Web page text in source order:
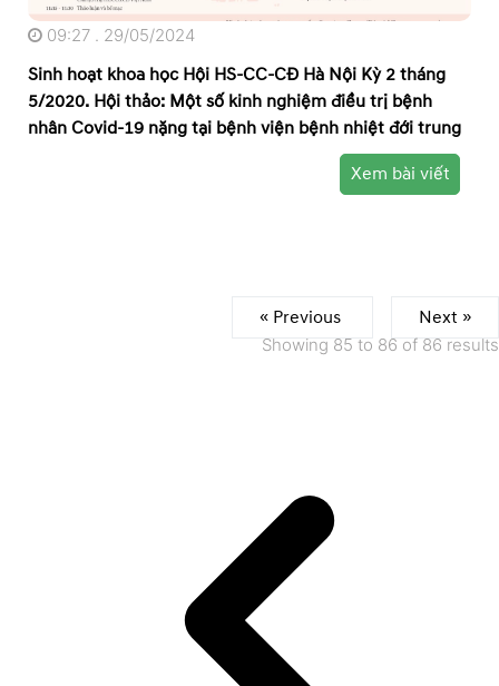
09:27 . 29/05/2024
Sinh hoạt khoa học Hội HS-CC-CĐ Hà Nội Kỳ 2 tháng
5/2020. Hội thảo: Một số kinh nghiệm điều trị bệnh
nhân Covid-19 nặng tại bệnh viện bệnh nhiệt đới trung
Xem bài viết
« Previous Next »
Showing 85 to 86 of 86 results